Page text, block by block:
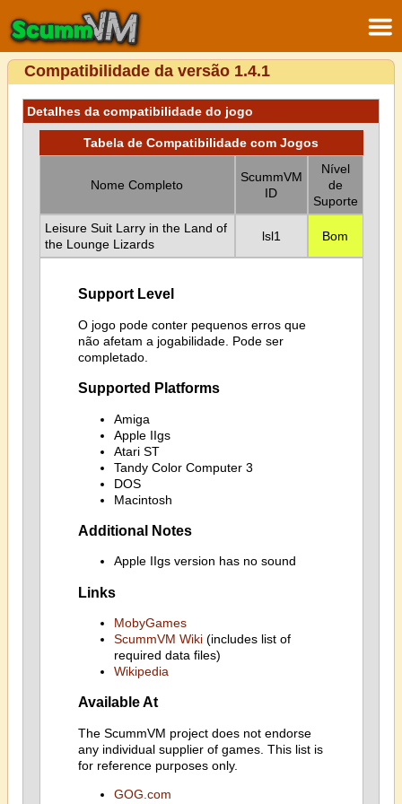
Compatibilidade da versão 1.4.1
Detalhes da compatibilidade do jogo
Tabela de Compatibilidade com Jogos
Nome Completo
ScummVM
ID
Nível
de
Suporte
Leisure Suit Larry in the Land of
the Lounge Lizards
lsl1 Bom
Support Level
O jogo pode conter pequenos erros que
não afetam a jogabilidade. Pode ser
completado.
Supported Platforms
Amiga
Apple IIgs
Atari ST
Tandy Color Computer 3
DOS
Macintosh
Additional Notes
Apple IIgs version has no sound
Links
MobyGames
ScummVM Wiki(includes list of
required data files)
Wikipedia
Available At
The ScummVM project does not endorse
any individual supplier of games. This list is
for reference purposes only.
GOG.com